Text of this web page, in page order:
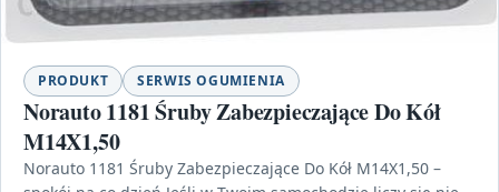
PRODUKT SERWIS OGUMIENIA
Norauto 1181 Śruby Zabezpieczające Do Kół
M14X1,50
Norauto 1181 Śruby Zabezpieczające Do Kół M14X1,50 –